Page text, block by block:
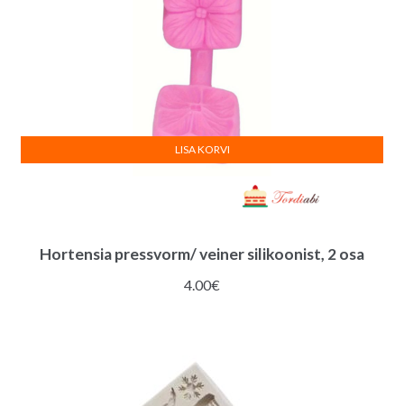
Hortensia pressvorm/ veiner silikoonist, 2 osa
4.00€
LISA KORVI